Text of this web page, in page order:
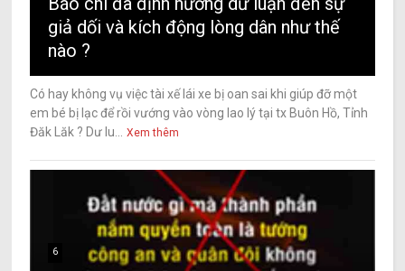
giả dối và kích động lòng dân như thế
nào ?
Có hay không vụ việc tài xế lái xe bị oan sai khi giúp đỡ một
em bé bị lạc để rồi vướng vào vòng lao lý tại tx Buôn Hồ, Tỉnh
Đăk Lăk ? Dư lu...
Xem thêm
6